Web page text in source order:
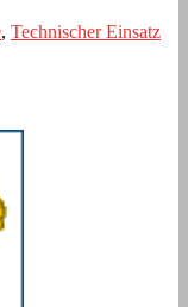
, Technischer Einsatz